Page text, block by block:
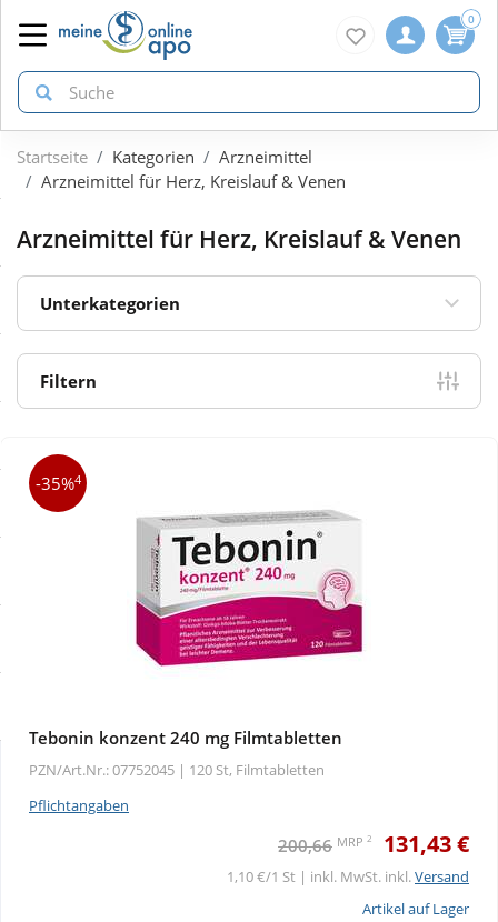
zurück
ÜBERSICHT AKTIONEN
Aktuelle Coupons
Sale
zurück
ÜBERSICHT KATEGORIEN
Arzneimittel
Körperpflege & Kosmetik
Natur & Homöopathie
zurück
ÜBERSICHT MARKEN
1A Pharma
Physiogel
0
Startseite Kategorien
Arzneimittel
Arzneimittel für Herz, Kreislauf & Venen
Arzneimittel für Herz, Kreislauf & Venen
Unterkategorien
Filtern
-35%4
Tebonin konzent 240 mg Filmtabletten
PZN/Art.Nr.: 07752045 | 120 St, Filmtabletten
Pflichtangaben
200,66 MRP 2 131,43 €
1,10 €/1 St | inkl. MwSt. inkl.Versand
Artikel auf Lager